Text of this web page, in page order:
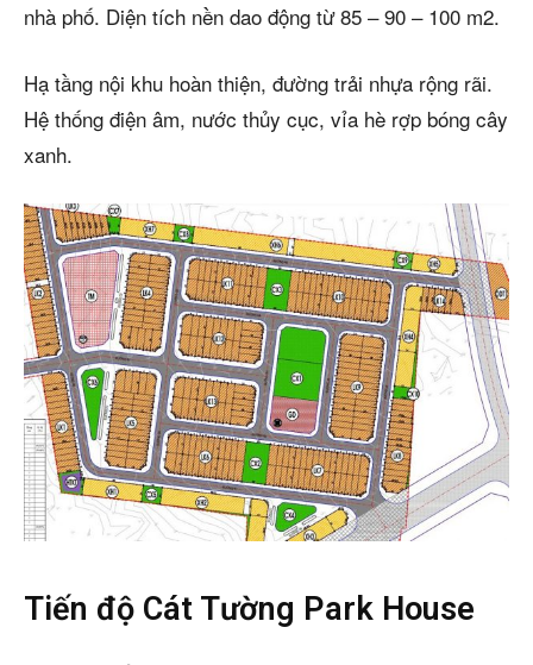
nhà phố. Diện tích nền dao động từ 85 – 90 – 100 m2.
Hạ tầng nội khu hoàn thiện, đường trải nhựa rộng rãi.
Hệ thống điện âm, nước thủy cục, vỉa hè rợp bóng cây
xanh.
Tiến độ Cát Tường Park House